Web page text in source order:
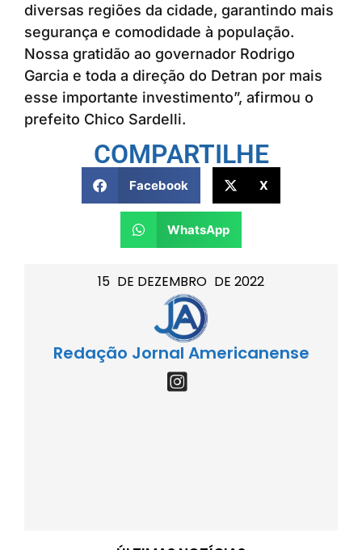
15 DE DEZEMBRO DE 2022
Redação Jornal Americanense
diversas regiões da cidade, garantindo mais
segurança e comodidade à população.
Nossa gratidão ao governador Rodrigo
Garcia e toda a direção do Detran por mais
esse importante investimento”, afirmou o
prefeito Chico Sardelli.
COMPARTILHE
Facebook X
WhatsApp